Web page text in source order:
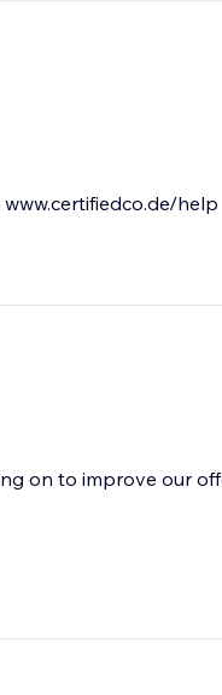
help
on to improve our